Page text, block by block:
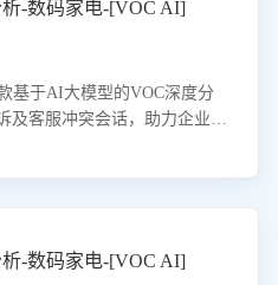
-数码家电-[VOC AI]
基于AI大模型的VOC深度分
及客服冲突会话，助力企业精
客观评估客服应对合理性与
声誉，实现客户满意度的持
-数码家电-[VOC AI]